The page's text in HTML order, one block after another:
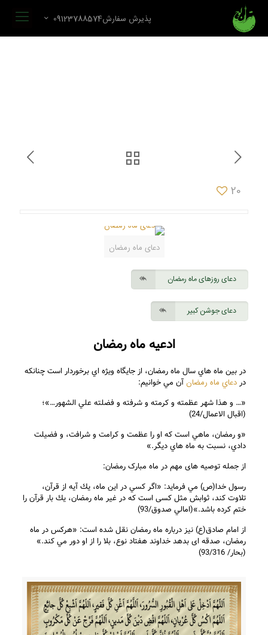
پذیرش سفارش09123788574
20
دعای ماه رمضان
دعای روزهای ماه رمضان
دعای جوشن کبیر
ادعیه ماه رمضان
در بين ماه هاي سال ماه رمضان، از جايگاه ويژه اي برخوردار است چنانكه
در دعاي ماه رمضانآن مي خوانيم:
«… و هذا شهر عظمته و كرمته و شرفته و فضلته علي الشهور…»؛
(اقبال الاعمال/24)
«و رمضان، ماهي است كه او را عظمت و كرامت و شرافت، و فضيلت
دادي، نسبت به ماه هاي ديگر.»
از جمله توصیه های مهم در ماه مبارک رمضان:
رسول خدا(ص) مي فرمايد: «اگر كسي در اين ماه، يك آيه از قرآن،
تلاوت كند، ثوابش مثل كسی است كه در غير ماه رمضان، يك بار قرآن را
ختم كرده باشد.»(امالي صدوق/93)
از امام صادق(ع) نيز درباره ماه رمضان نقل شده است: «هركس در ماه
رمضان، صدقه ای بدهد خداوند هفتاد نوع، بلا را از او دور مي كند.»
(بحار/ 93/316)